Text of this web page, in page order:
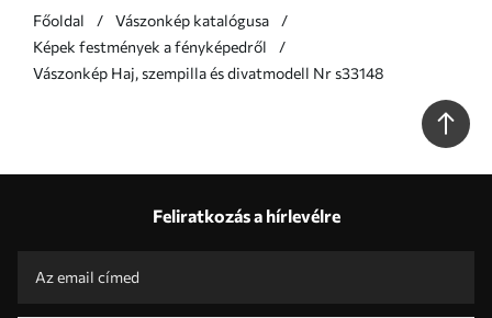
Főoldal
Vászonkép katalógusa
Képek festmények a fényképedről
Vászonkép Haj, szempilla és divatmodell Nr s33148
Feliratkozás a hírlevélre